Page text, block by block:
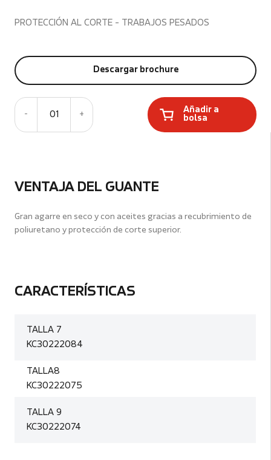
VENTAJA DEL GUANTE
Gran agarre en seco y con aceites gracias a recubrimiento de
poliuretano y protección de corte superior.
CARACTERÍSTICAS
TALLA 7
KC30222084
TALLA8
KC30222075
TALLA 9
KC30222074
PROTECCIÓN AL CORTE - TRABAJOS PESADOS
Descargar brochure
- 01 +
Añadir a
bolsa